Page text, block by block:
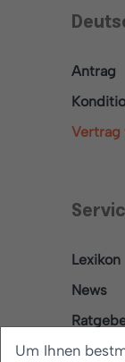
Antrag
Vertrag
Lexikon
News
Um Ihnen